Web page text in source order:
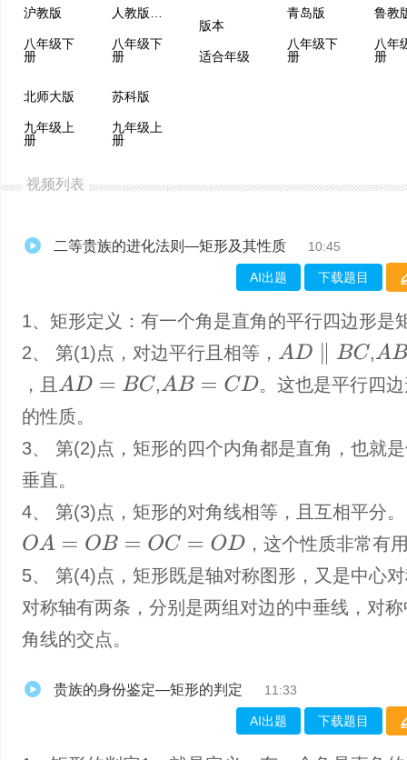
沪教版
八年级下
册
八年级下
册
版本
适合年级
青岛版
八年级下
册
八年
册
北师大版
九年级上
册
苏科版
九年级上
册
视频列表
二等贵族的进化法则—矩形及其性质 10:45
AI出题 下载题目
1、矩形定义：有一个角是直角的平行四边形是
2、 第(1)点，对边平行且相等，
AD ∥BC , AB ∥C
，且 AD =BC , AB =CD
。这也是平行四
的性质。
3、 第(2)点，矩形的四个内角都是直角，也就
垂直。
4、 第(3)点，矩形的对角线相等，且互相平分。
OA =O B=O C=OD
，这个性质非常有
5、 第(4)点，矩形既是轴对称图形，又是中心
对称轴有两条，分别是两组对边的中垂线，对
角线的交点。
贵族的身份鉴定—矩形的判定 11:33
AI出题 下载题目